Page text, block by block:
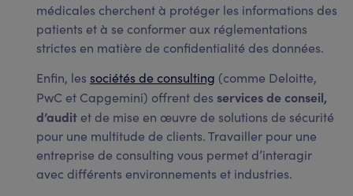
médicales cherchent à protéger les informations des
patients et à se conformer aux réglementations
strictes en matière de confidentialité des données.
Enfin, les sociétés de consulting (comme Deloitte,
PwC et Capgemini) offrent des services de conseil,
d’audit et de mise en œuvre de solutions de sécurité
pour une multitude de clients. Travailler pour une
entreprise de consulting vous permet d’interagir
avec différents environnements et industries.